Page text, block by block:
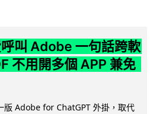
叫 Adobe 一句話跨軟
不用開多個 APP 兼免
版 Adobe for ChatGPT 外掛，取代